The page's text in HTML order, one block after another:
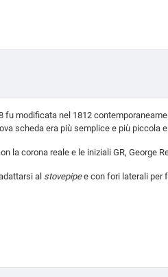
fu modificata nel 1812
scheda era più semplice e più piccola
la corona reale e le iniziali GR, George
al stovepipee con fori laterali per